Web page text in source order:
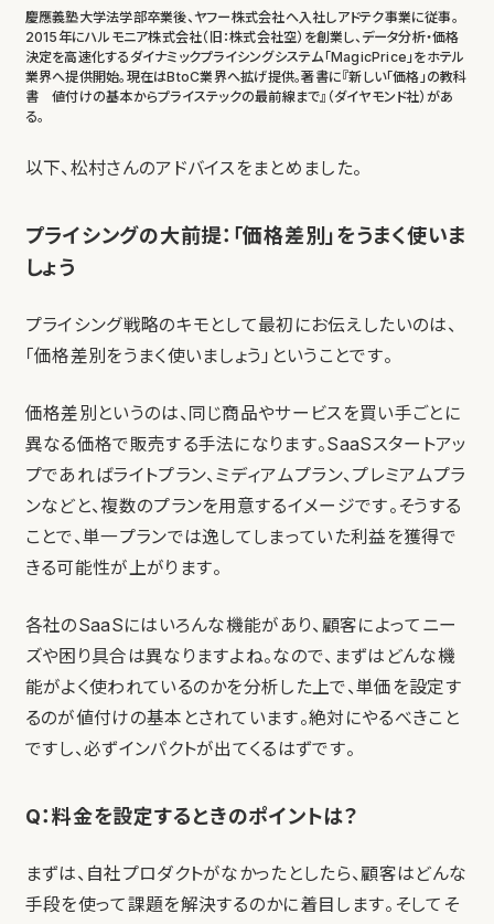
慶應義塾大学法学部卒業後、ヤフー株式会社へ入社しアドテク事業に従事。
2015年にハルモニア株式会社（旧：株式会社空）を創業し、データ分析・価格
決定を高速化するダイナミックプライシングシステム「MagicPrice」をホテル
業界へ提供開始。現在はBtoC業界へ拡げ提供。著書に『新しい「価格」の教科
書 値付けの基本からプライステックの最前線まで』（ダイヤモンド社）があ
る。
以下、松村さんのアドバイスをまとめました。
プライシングの大前提：「価格差別」をうまく使いま
しょう
プライシング戦略のキモとして最初にお伝えしたいのは、
「価格差別をうまく使いましょう」ということです。
価格差別というのは、同じ商品やサービスを買い手ごとに
異なる価格で販売する手法になります。SaaSスタートアッ
プであればライトプラン、ミディアムプラン、プレミアムプラ
ンなどと、複数のプランを用意するイメージです。そうする
ことで、単一プランでは逸してしまっていた利益を獲得で
きる可能性が上がります。
各社のSaaSにはいろんな機能があり、顧客によってニー
ズや困り具合は異なりますよね。なので、まずはどんな機
能がよく使われているのかを分析した上で、単価を設定す
るのが値付けの基本とされています。絶対にやるべきこと
ですし、必ずインパクトが出てくるはずです。
Q：料金を設定するときのポイントは？
まずは、自社プロダクトがなかったとしたら、顧客はどんな
手段を使って課題を解決するのかに着目します。そしてそ